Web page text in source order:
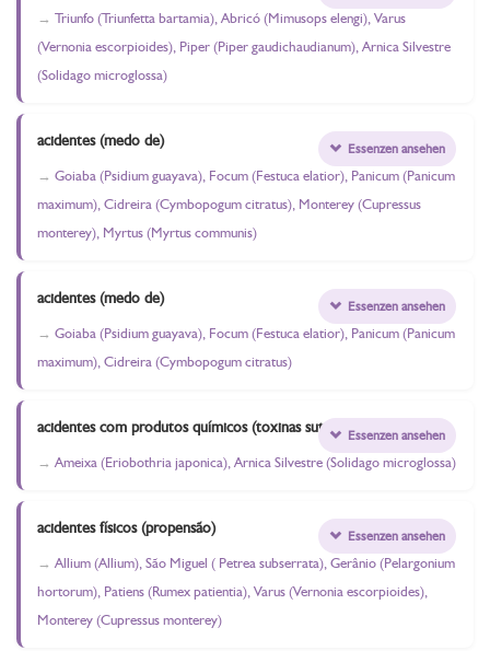
Triunfo (Triunfetta bartamia), Abricó (Mimusops elengi), Varus
(Vernonia escorpioides), Piper (Piper gaudichaudianum), Arnica Silvestre
(Solidago microglossa)
acidentes (medo de)
Goiaba (Psidium guayava), Focum (Festuca elatior), Panicum (Panicum
maximum), Cidreira (Cymbopogum citratus), Monterey (Cupressus
monterey), Myrtus (Myrtus communis)
Essenzen ansehen
acidentes (medo de)
Goiaba (Psidium guayava), Focum (Festuca elatior), Panicum (Panicum
maximum), Cidreira (Cymbopogum citratus)
Essenzen ansehen
acidentes com produtos químicos (toxinas sutis)
Ameixa (Eriobothria japonica), Arnica Silvestre (Solidago microglossa)
Essenzen ansehen
acidentes físicos (propensão)
Allium (Allium), São Miguel ( Petrea subserrata), Gerânio (Pelargonium
hortorum), Patiens (Rumex patientia), Varus (Vernonia escorpioides),
Monterey (Cupressus monterey)
Essenzen ansehen